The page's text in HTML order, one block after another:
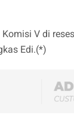
V di
Edi.(*)